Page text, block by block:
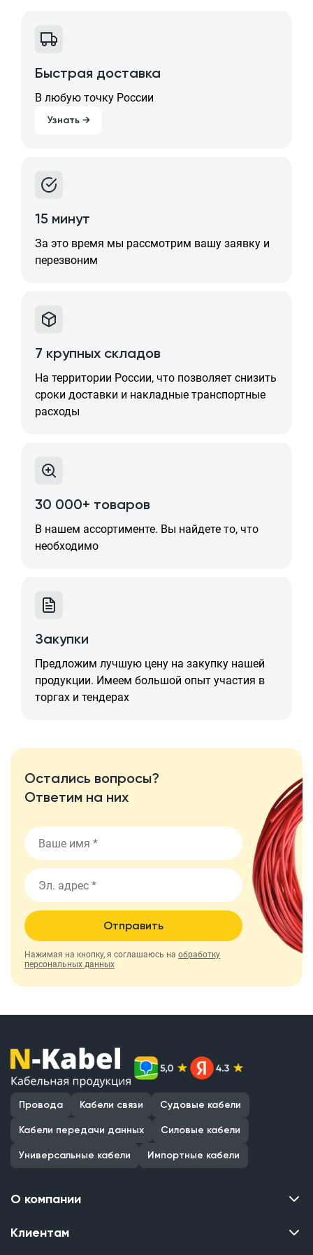
Быстрая доставка
В любую точку России
Узнать →
15 минут
За это время мы рассмотрим вашу заявку и
перезвоним
7 крупных складов
На территории России, что позволяет снизить
сроки доставки и накладные транспортные
расходы
30 000+ товаров
В нашем ассортименте. Вы найдете то, что
необходимо
Закупки
Предложим лучшую цену на закупку нашей
продукции. Имеем большой опыт участия в
торгах и тендерах
Остались вопросы?
Ответим на них
Отправить
Нажимая на кнопку, я соглашаюсь на обработку
персональных данных
Провода Кабели связи Судовые кабели
Кабели передачи данных Силовые кабели
Универсальные кабели Импортные кабели
О компании
Контакты
Клиентам